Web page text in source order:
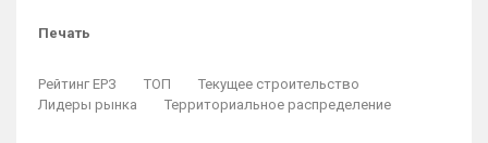
Печать
Рейтинг ЕРЗ ТОП
Текущее строительство
Лидеры рынка
Территориальное распределение